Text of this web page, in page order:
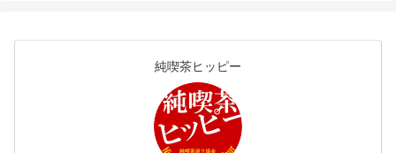
純喫茶ヒッピー